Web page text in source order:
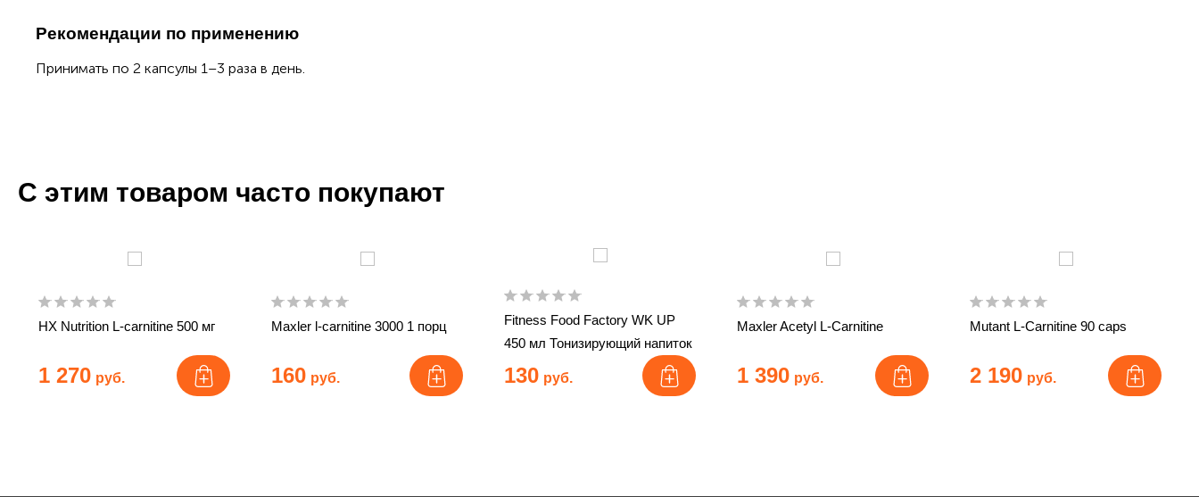
Рекомендации по применению
Принимать по 2 капсулы 1–3 раза в день.
С этим товаром часто покупают
HX Nutrition L-carnitine 500 мг
1 270 руб.
Maxler l-carnitine 3000 1 порц
160 руб.
Fitness Food Factory WK UP
450 мл Тонизирующий напиток
130 руб.
Maxler Acetyl L-Carnitine
1 390 руб.
Mutant L-Carnitine 90 caps
2 190 руб.